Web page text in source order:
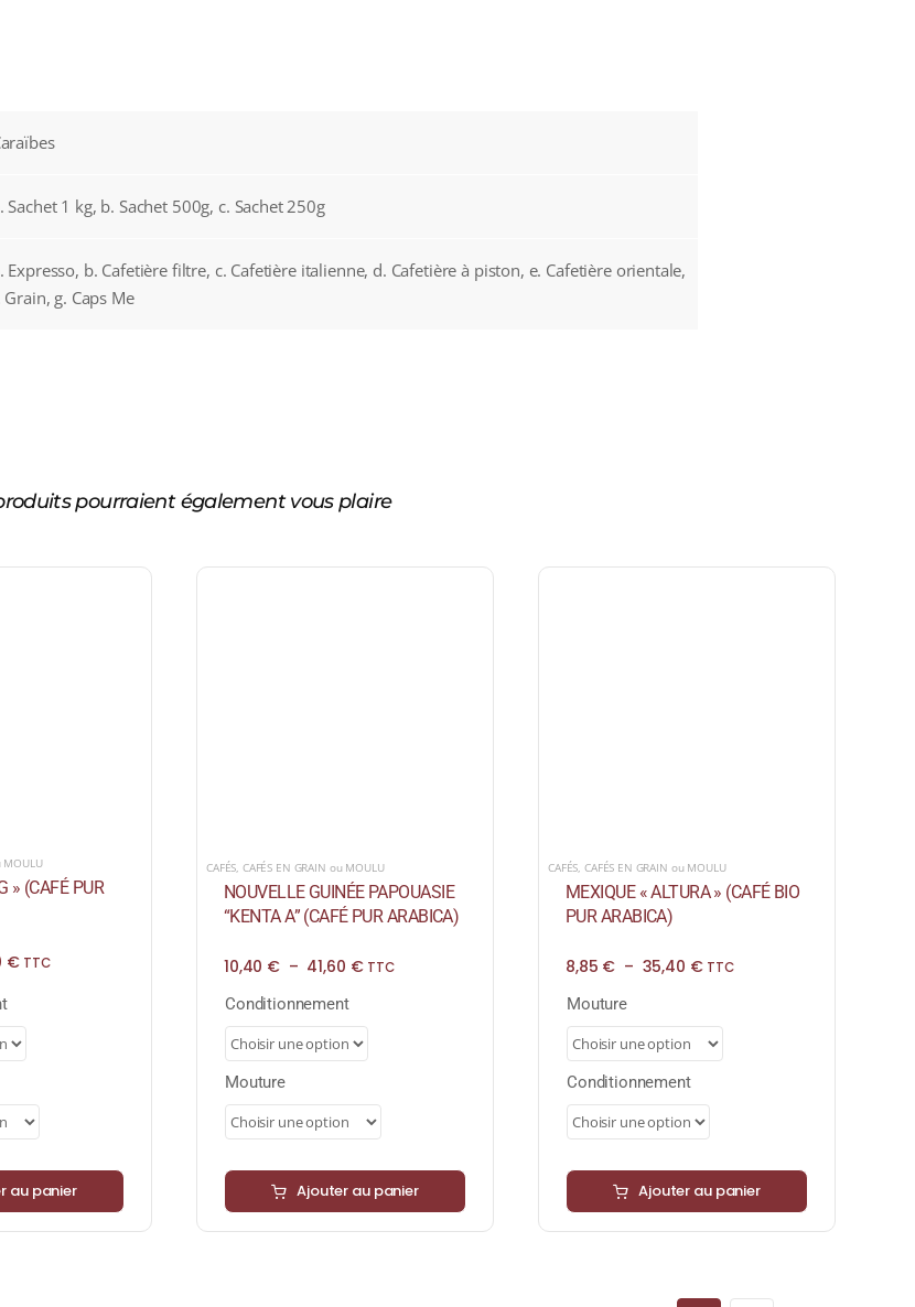
Sachet 1 kg, b. Sachet 500g, c. Sachet 250g
Expresso, b. Cafetière filtre, c. Cafetière italienne, d. Cafetière à piston, e. Cafetière orientale,
Grain, g. Caps Me
pourraient également vous plaire
MOULU
» (CAFÉ PUR
€Plage
à
34,00 €
TTC
au panier
CAFÉS, CAFÉS EN GRAIN ou MOULU
NOUVELLE GUINÉE PAPOUASIE
“KENTA A” (CAFÉ PUR ARABICA)
10,40 € – 41,60 €Plage
à
41,60 €
TTC
Conditionnement
Mouture
Ajouter au panier
CAFÉS CAFÉS EN GRAIN ou MOULU
MEXIQUE « ALTURA » (CAFÉ BIO
PUR ARABICA)
8,85 € – 35,40 €Plage
à
35,40 €
TTC
Mouture
Conditionnement
Ajouter au panier